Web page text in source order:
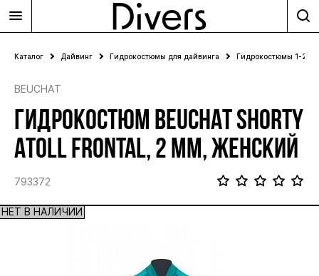
Каталог Дайвинг Гидрокостюмы для дайвинга Гидрокостюмы 1-2
BEUCHAT
ГИДРОКОСТЮМ BEUCHAT SHORTY
ATOLL FRONTAL, 2 ММ, ЖЕНСКИЙ
793372
НЕТ В НАЛИЧИИ